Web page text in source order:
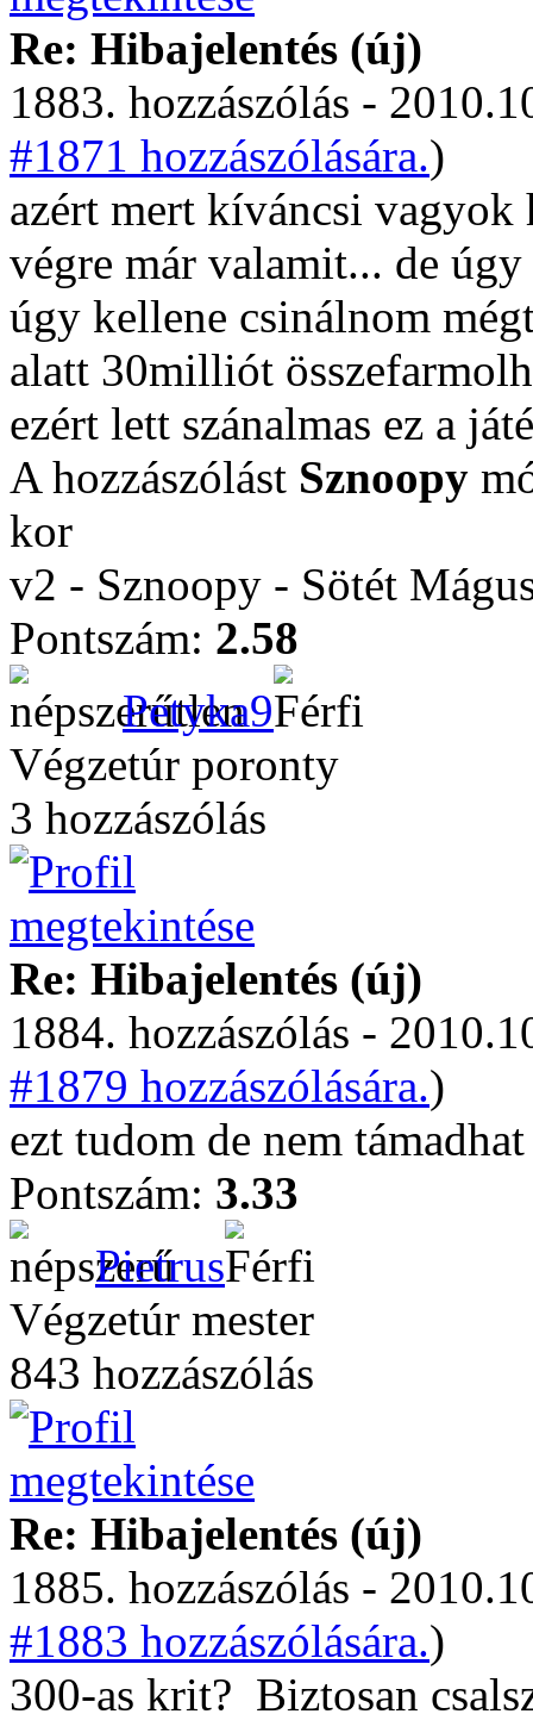
Re: Hibajelentés (új)
1883. hozzászólás -
#1871 hozzászólására.)
azért mert kíváncsi
végre már valamit... de
úgy kellene csinálnom
alatt 30milliót
ezért lett szánalmas ez a
A hozzászólást Sznoopy
kor
v2 - Sznoopy - Sötét
Pontszám: 2.58
Petyka9
Végzetúr poronty
3 hozzászólás
Re: Hibajelentés (új)
1884. hozzászólás -
#1879 hozzászólására.)
ezt tudom de nem
Pontszám: 3.33
Pietrus
Végzetúr mester
843 hozzászólás
Re: Hibajelentés (új)
1885. hozzászólás -
#1883 hozzászólására.)
300-as krit? Biztosan